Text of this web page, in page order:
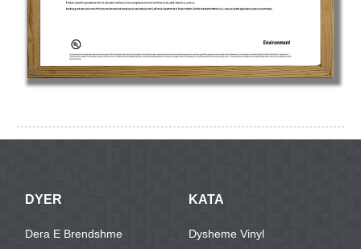
DYER
Dera E Brendshme
KATA
Dysheme Vinyl